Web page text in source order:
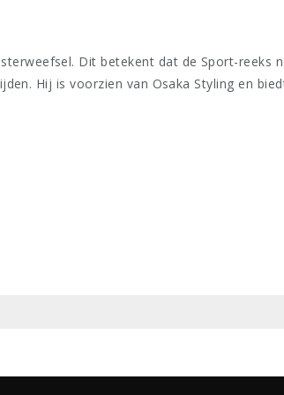
Dit betekent dat de Sport-reeks
Hij is voorzien van Osaka Styling en